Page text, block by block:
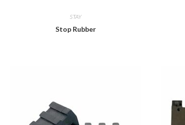
STAY
Stop Rubber